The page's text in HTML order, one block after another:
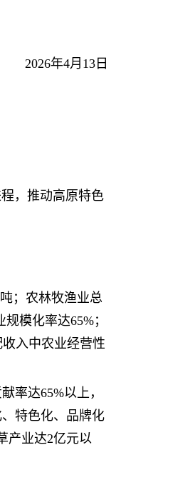
2026年4月13日
，推动高原特色
；农林牧渔业总
模化率达65%；
入中农业经营性
率达65%以上，
特色化、品牌化
产业达2亿元以